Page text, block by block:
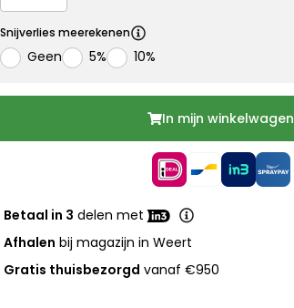
Snijverlies meerekenen
Geen 5% 10%
In mijn winkelwagen
Betaal in 3 delen met
Afhalen bij magazijn in Weert
Gratis thuisbezorgd vanaf €950